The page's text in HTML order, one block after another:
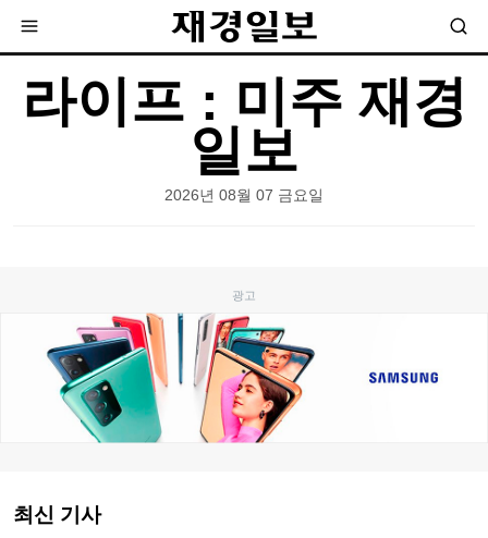
라이프 : 미주 재경
일보
2026년 08월 07 금요일
최신 기사